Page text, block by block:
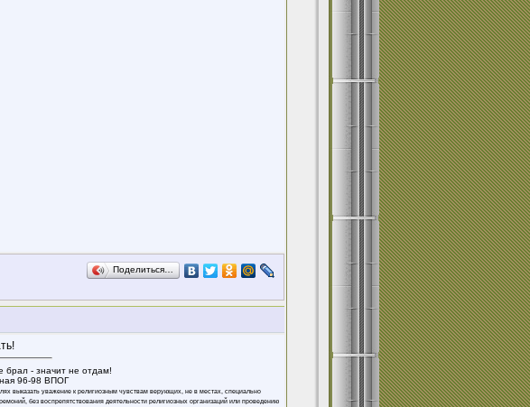
Поделиться…
брал - значит не отдам!
96-98 ВПОГ
выказать уважение к религиозным чувствам верующих, не в местах, специально
без воспрепятствования деятельности религиозных организаций или проведению